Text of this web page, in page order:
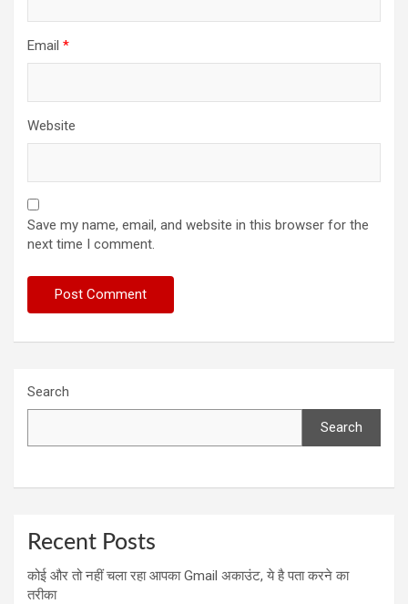
Email *
Website
Save my name, email, and website in this browser for the
next time I comment.
Search
Search
Recent Posts
कोई और तो नहीं चला रहा आपका Gmail अकाउंट, ये है पता करने का
तरीका